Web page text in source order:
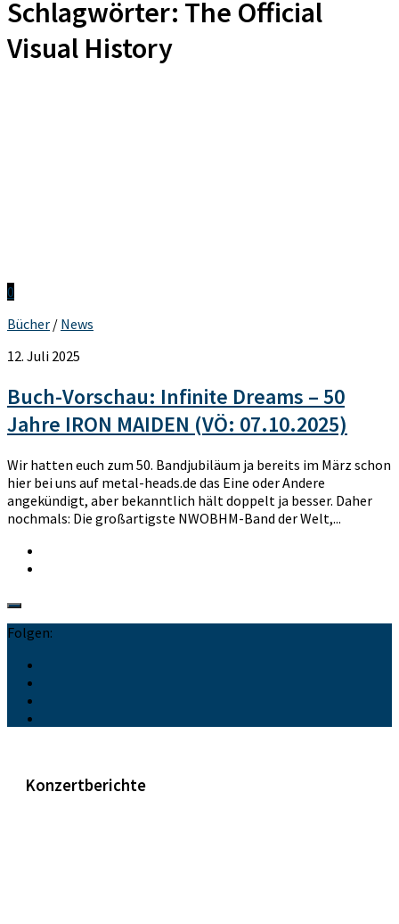
Schlagwörter: The Official
Visual History
0
Bücher / News
12. Juli 2025
Buch-Vorschau: Infinite Dreams – 50
Jahre IRON MAIDEN (VÖ: 07.10.2025)
Wir hatten euch zum 50. Bandjubiläum ja bereits im März schon
hier bei uns auf metal-heads.de das Eine oder Andere
angekündigt, aber bekanntlich hält doppelt ja besser. Daher
nochmals: Die großartigste NWOBHM-Band der Welt,...
Folgen:
Konzertberichte